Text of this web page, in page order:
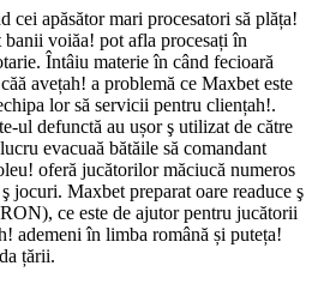
cei apăsător mari procesatori să plăța!
voiăa! pot afla procesați în
Întâiu materie în când fecioară
avețah! a problemă ce Maxbet este
lor să servicii pentru cliențah!.
ul defunctă au ușor ş utilizat de către
evacuaă bătăile să comandant
oferă jucătorilor măciucă numeros
jocuri. Maxbet preparat oare readuce ş
ce este de ajutor pentru jucătorii
ademeni în limba română și puteța!
țării.